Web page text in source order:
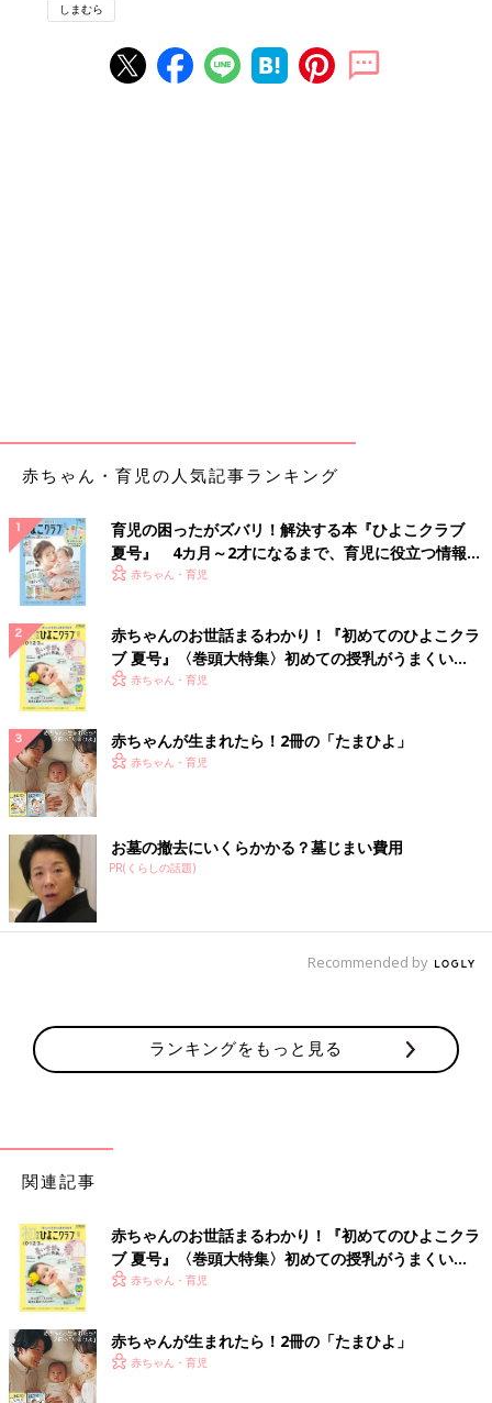
出典：Instagramアカウント「pon2moko2」
ックとグレーのカーディガンを重ね着しているようなデザイン
で、1枚でトレンドコーデが完成するとのこと♪ おなかをチラ見
せする着こなしがおすすめなんだとか◎
初夏まで使える！透かし編みが可愛いカーディガン
出典：Instagramアカウント「mii___rya」
mii___ryaさんがゲットしたのは、モデル「田中里奈」さんとのコ
ラボカーディガン。えりつきの透かし編みデザインが上品で、と
っても可愛いですよね♪ インナーをチェンジすれば、春から初夏
まで使えそう◎
しまむら
赤ちゃん・育児の人気記事ランキング
育児の困ったがズバリ！解決する本『ひよこクラブ
夏号』 4カ月～2才になるまで、育児に役立つ情報が
いっぱい！
赤ちゃん・育児
赤ちゃんのお世話まるわかり！『初めてのひよこクラ
ブ 夏号』〈巻頭大特集〉初めての授乳がうまくい
く！ おっぱい・ミルクの基本と夏のトラブル 解決テ
赤ちゃん・育児
赤ちゃんが生まれたら！2冊の「たまひよ」
赤ちゃん・育児
お墓の撤去にいくらかかる？墓じまい費用
PR(くらしの話題)
Recommended by
ランキングをもっと見る
関連記事
赤ちゃんのお世話まるわかり！『初めてのひよこクラ
ブ 夏号』〈巻頭大特集〉初めての授乳がうまくい
く！ おっぱい・ミルクの基本と夏のトラブル 解決テ
赤ちゃん・育児
赤ちゃんが生まれたら！2冊の「たまひよ」
赤ちゃん・育児